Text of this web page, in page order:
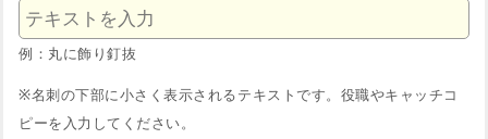
例：丸に飾り釘抜
※名刺の下部に小さく表示されるテキストです。役職やキャッチコ
ピーを入力してください。